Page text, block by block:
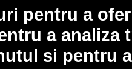
pentru a
a analiza
si pentru